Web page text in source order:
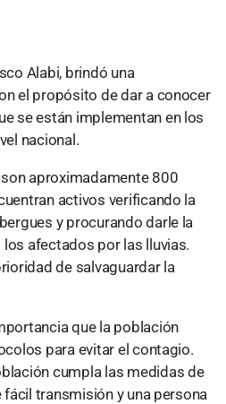
Alabi, brindó una
el propósito de dar a conocer
se están implementan en los
nacional.
aproximadamente 800
activos verificando la
y procurando darle la
afectados por las lluvias.
de salvaguardar la
que la población
para evitar el contagio.
cumpla las medidas de
fácil transmisión y una persona